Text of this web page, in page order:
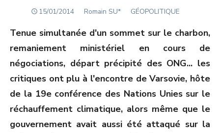
POSTED
15/01/2014 Author
Romain SU* GÉOPOLITIQUE
Tenue simultanée d'un sommet sur le charbon,
remaniement ministériel en cours de
négociations, départ précipité des ONG... les
critiques ont plu à l'encontre de Varsovie, hôte
de la 19econférence des Nations Unies sur le
réchauffement climatique, alors même que le
gouvernement avait aussi été attaqué sur la